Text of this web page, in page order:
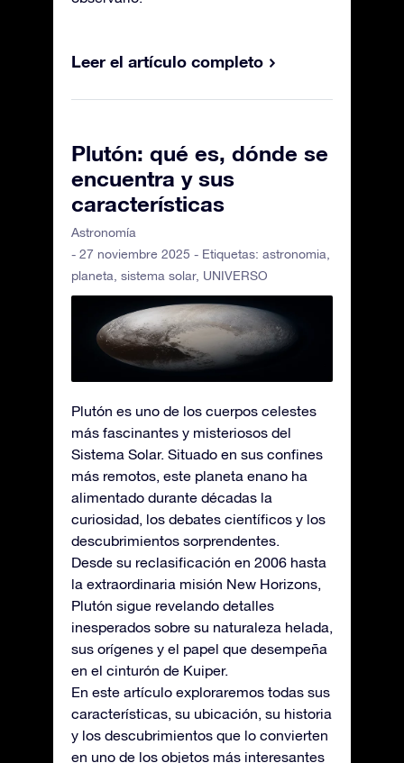
Leer el artículo completo
Plutón: qué es, dónde se
encuentra y sus
características
Astronomía
- 27 noviembre 2025 - Etiquetas: astronomia,
planeta, sistema solar, UNIVERSO
Plutón es uno de los cuerpos celestes
más fascinantes y misteriosos del
Sistema Solar. Situado en sus confines
más remotos, este planeta enano ha
alimentado durante décadas la
curiosidad, los debates científicos y los
descubrimientos sorprendentes.
Desde su reclasificación en 2006 hasta
la extraordinaria misión New Horizons,
Plutón sigue revelando detalles
inesperados sobre su naturaleza helada,
sus orígenes y el papel que desempeña
en el cinturón de Kuiper.
En este artículo exploraremos todas sus
características, su ubicación, su historia
y los descubrimientos que lo convierten
en uno de los objetos más interesantes